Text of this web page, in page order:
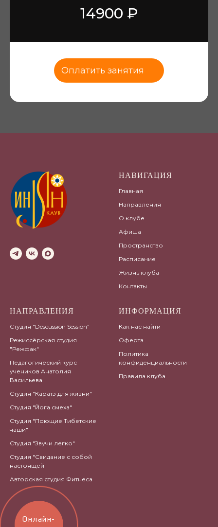
14900 ₽
Оплатить занятия
НАВИГАЦИЯ
Главная
Направления
О клубе
Афиша
Пространство
Расписание
Жизнь клуба
Контакты
НАПРАВЛЕНИЯ
Студия "Descussion Session"
Режиссёрская студия
"Режфак"
Педагогический курс
учеников Анатолия
Васильева
Студия "Каратэ для жизни"
Студия "Йога смеха"
Студия "Поющие Тибетские
чаши"
Студия "Звучи легко"
Студия "Свидание с собой
настоящей"
Авторская студия Фитнеса
ИНФОРМАЦИЯ
Как нас найти
Оферта
Политика
конфиденциальности
Правила клуба
Онлайн-